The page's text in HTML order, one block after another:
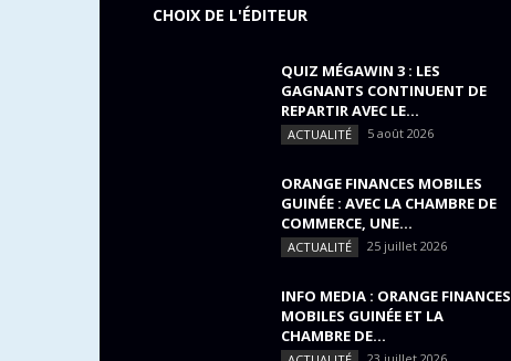
CHOIX DE L'ÉDITEUR
QUIZ MÉGAWIN 3 : LES
GAGNANTS CONTINUENT DE
REPARTIR AVEC LE...
ACTUALITÉ 5 août 2026
ORANGE FINANCES MOBILES
GUINÉE : AVEC LA CHAMBRE DE
COMMERCE, UNE...
ACTUALITÉ 25 juillet 2026
INFO MEDIA : ORANGE FINANCES
MOBILES GUINÉE ET LA
CHAMBRE DE...